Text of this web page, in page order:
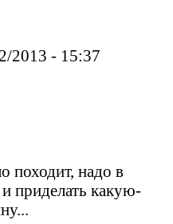
- 15:37
походит, надо в
приделать какую-